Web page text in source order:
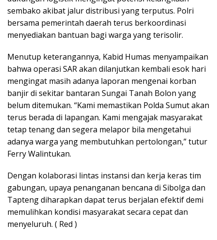
sembako akibat jalur distribusi yang terputus. Polri
bersama pemerintah daerah terus berkoordinasi
menyediakan bantuan bagi warga yang terisolir.
Menutup keterangannya, Kabid Humas menyampaikan
bahwa operasi SAR akan dilanjutkan kembali esok hari
mengingat masih adanya laporan mengenai korban
banjir di sekitar bantaran Sungai Tanah Bolon yang
belum ditemukan. “Kami memastikan Polda Sumut akan
terus berada di lapangan. Kami mengajak masyarakat
tetap tenang dan segera melapor bila mengetahui
adanya warga yang membutuhkan pertolongan,” tutur
Ferry Walintukan.
Dengan kolaborasi lintas instansi dan kerja keras tim
gabungan, upaya penanganan bencana di Sibolga dan
Tapteng diharapkan dapat terus berjalan efektif demi
memulihkan kondisi masyarakat secara cepat dan
menyeluruh. ( Red )